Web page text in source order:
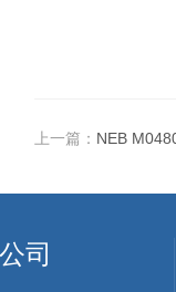
上一篇： NEB
司